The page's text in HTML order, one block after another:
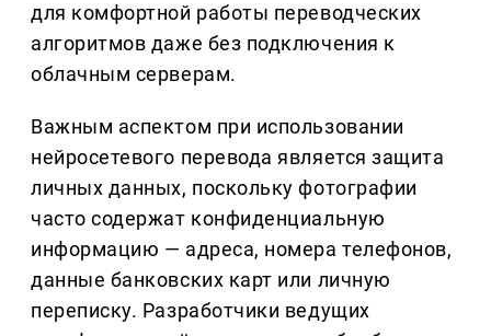
для комфортной работы переводческих
алгоритмов даже без подключения к
облачным серверам.
Важным аспектом при использовании
нейросетевого перевода является защита
личных данных, поскольку фотографии
часто содержат конфиденциальную
информацию — адреса, номера телефонов,
данные банковских карт или личную
переписку. Разработчики ведущих